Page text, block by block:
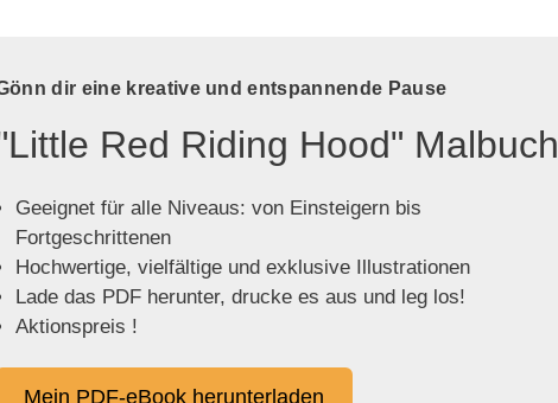
dir eine kreative und entspannende Pause
Red Riding Hood" Malbuch
Geeignet für alle Niveaus: von Einsteigern bis
Fortgeschrittenen
Hochwertige, vielfältige und exklusive Illustrationen
Lade das PDF herunter, drucke es aus und leg los!
Aktionspreis !
Mein PDF-eBook herunterladen